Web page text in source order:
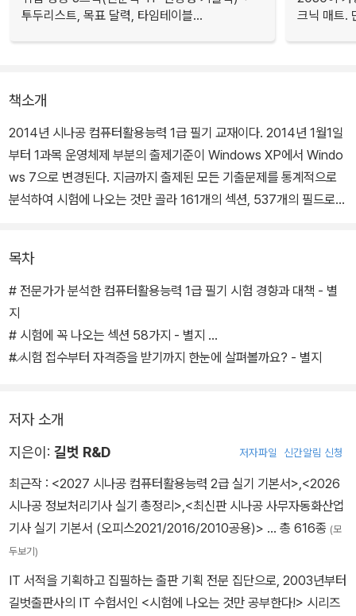
투두리스트, 목표 달력, 타임테이블...
크닉 매트.
책소개
2014년 시나공 컴퓨터활용능력 1급 필기 교재이다. 2014년 1월1일
부터 1과목 운영체제 부분의 출제기준이 Windows XP에서 Windo
ws 7으로 변경된다. 지금까지 출제된 모든 기출문제를 통계적으로
분석하여 시험에 나오는 것만 골라 161개의 섹션, 537개의 필드로
뽑아 〈시험에 꼭 나오는 섹션 58가지〉로 정리하였다.
목차
# 전문가가 분석한 컴퓨터활용능력 1급 필기 시험 경향과 대책 - 별
지
# 시험에 꼭 나오는 섹션 58가지 - 별지
# 시험 접수부터 자격증을 받기까지 한눈에 살펴볼까요? - 별지
저자 소개
지은이: 길벗 R&D 저자파일 신간알림 신청
최근작 : <2027 시나공 컴퓨터활용능력 2급 실기 기본서>,<2026
시나공 정보처리기사 실기 총정리>,<최신판 시나공 사무자동화산업
기사 실기 기본서 (오피스2021/2016/2010공용)> … 총 616종 (모
두보기)
IT 서적을 기획하고 집필하는 출판 기획 전문 집단으로, 2003년부터
길벗출판사의 IT 수험서인 <시험에 나오는 것만 공부한다!> 시리즈